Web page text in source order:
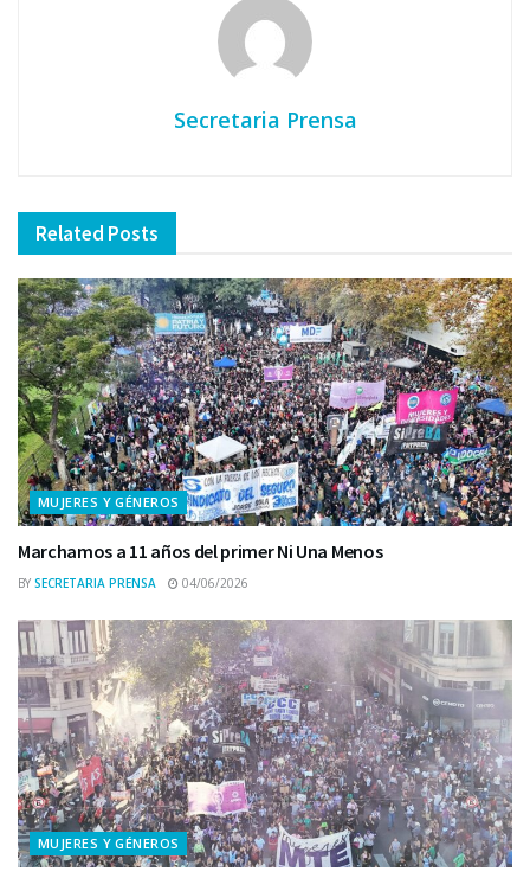
Secretaria Prensa
Related Posts
MUJERES Y GÉNEROS
Marchamos a 11 años del primer Ni Una Menos
BY SECRETARIA PRENSA 04/06/2026
MUJERES Y GÉNEROS